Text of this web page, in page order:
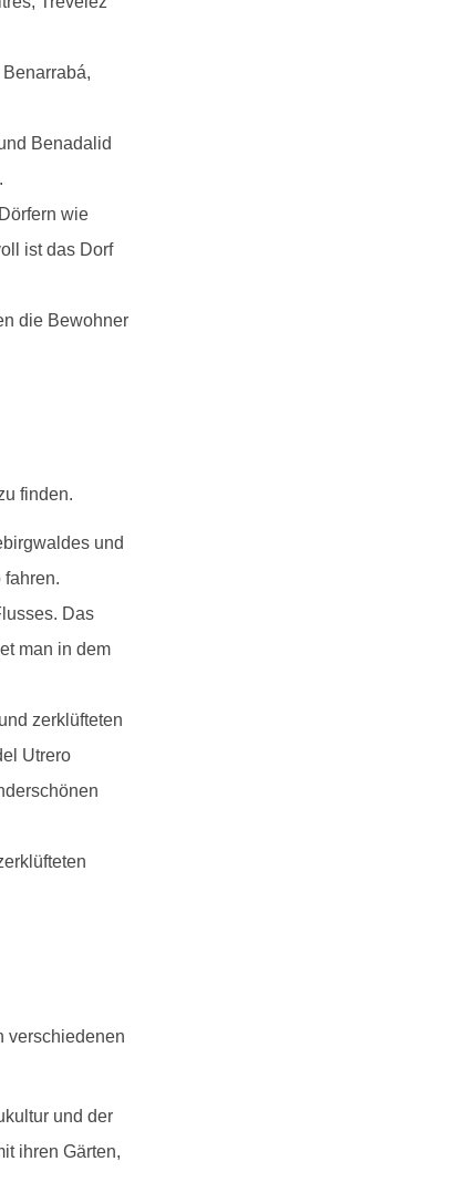
Benadalid
wie
ist das Dorf
die Bewohner
finden.
und
fahren.
Das
man in dem
zerklüfteten
Utrero
verschiedenen
und der
ihren Gärten,